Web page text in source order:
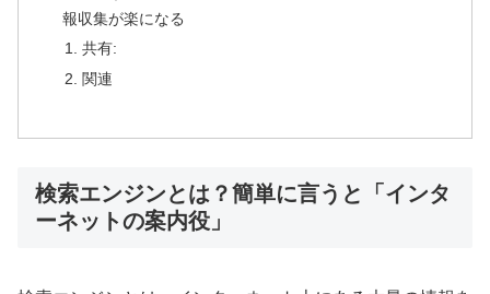
報収集が楽になる
共有:
関連
検索エンジンとは？簡単に言うと「インタ
ーネットの案内役」